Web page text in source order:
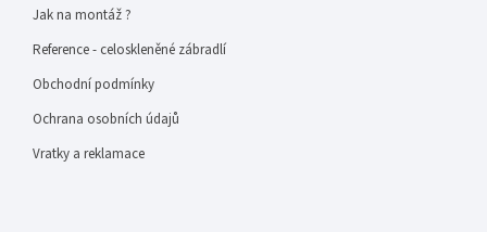
Jak na montáž ?
Reference - celoskleněné zábradlí
Obchodní podmínky
Ochrana osobních údajů
Vratky a reklamace